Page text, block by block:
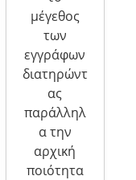
μέγεθος
των
εγγράφων
διατηρώντ
ας
παράλληλ
α την
αρχική
ποιότητα